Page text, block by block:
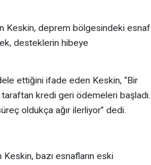
Keskin, deprem bölgesindeki esnaf
desteklerin hibeye
ettiğini ifade eden Keskin, “Bir
kredi geri ödemeleri başladı.
oldukça ağır ilerliyor” dedi.
Keskin, bazı esnafların eski